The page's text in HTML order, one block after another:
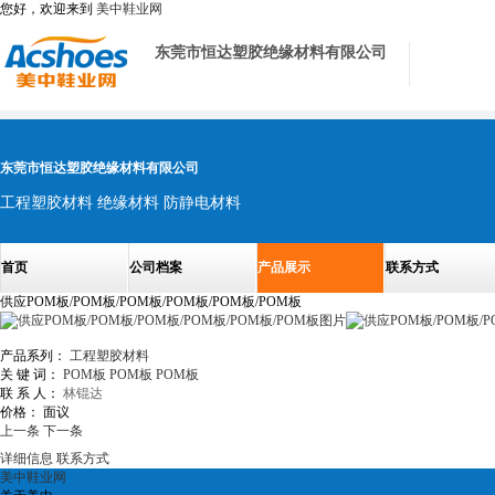
您好，欢迎来到 美中鞋业网
东莞市恒达塑胶绝缘材料有限公司
东莞市恒达塑胶绝缘材料有限公司
工程塑胶材料 绝缘材料 防静电材料
首页 公司档案 产品展示 联系方式
供应POM板/POM板/POM板/POM板/POM板/POM板
产品系列： 工程塑胶材料
关 键 词： POM板 POM板 POM板
联 系 人： 林锟达
价格： 面议
上一条 下一条
详细信息 联系方式
美中鞋业网